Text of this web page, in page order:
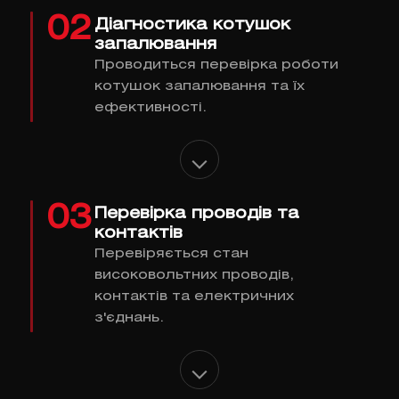
02 Діагностика котушок
запалювання
Проводиться перевірка роботи
котушок запалювання та їх
ефективності.
03
Перевірка проводів та
контактів
Перевіряється стан
високовольтних проводів,
контактів та електричних
з'єднань.